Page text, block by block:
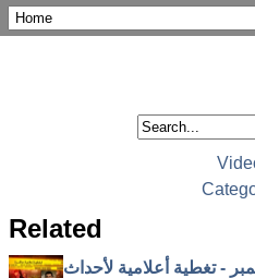
Related
- حلقة 29 ديسمبر - تغطية أعلامية لأحداث